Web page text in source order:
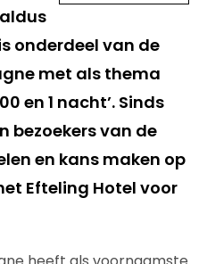
onderdeel van de
met als thema
en 1 nacht’. Sinds
bezoekers van de
en kans maken op
Efteling Hotel voor